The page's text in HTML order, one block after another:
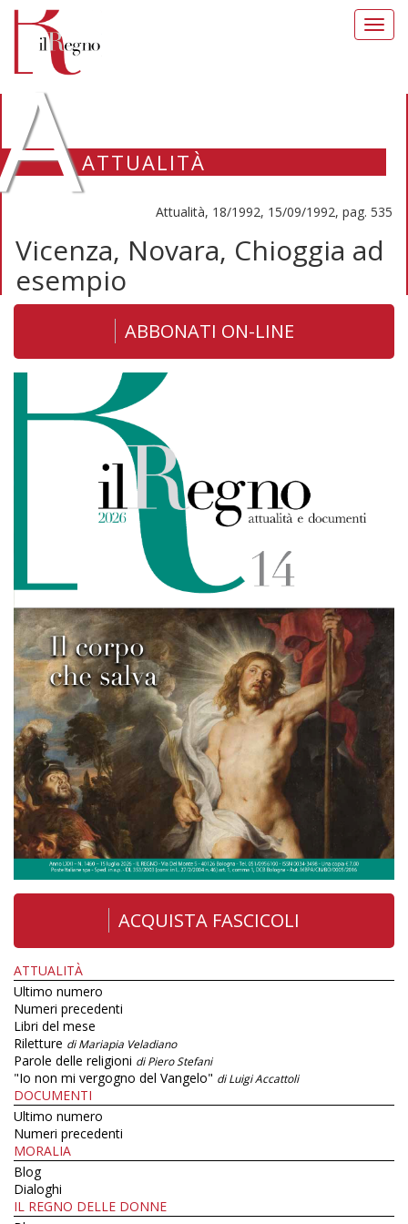
ATTUALITÀ
Attualità, 18/1992, 15/09/1992, pag. 535
Vicenza, Novara, Chioggia ad
esempio
ABBONATI ON-LINE
ACQUISTA FASCICOLI
ATTUALITÀ
Ultimo numero
Numeri precedenti
Libri del mese
Riletture di Mariapia Veladiano
Parole delle religioni di Piero Stefani
"Io non mi vergogno del Vangelo" di Luigi Accattoli
DOCUMENTI
Ultimo numero
Numeri precedenti
MORALIA
Blog
Dialoghi
IL REGNO DELLE DONNE